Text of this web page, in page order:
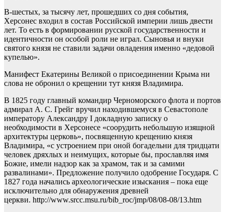
В-шестых, за тысячу лет, прошедших со дня события,
Херсонес входил в состав Российской империи лишь двести
лет. То есть в формировании русской государственности и
идентичности он особой роли не играл. Сыновья и внуки
святого князя не ставили задачи овладения именно «дедовой
купелью».
Манифест Екатерины Великой о присоединении Крыма ни
слова не обронил о крещении тут князя Владимира.
В 1825 году главный командир Черноморского флота и портов
адмирал А. С. Грейг вручил находившемуся в Севастополе
императору Александру I докладную записку о
необходимости в Херсонесе «соорудить небольшую изящной
архитектуры церковь», посвященную крещению князя
Владимира, «с устроением при оной богадельни для тридцати
человек дряхлых и неимущих, которые бы, прославляя имя
Божие, имели надзор как за храмом, так и за самими
развалинами». Предложение получило одобрение Государя. С
1827 года начались археологические изыскания – пока еще
исключительно для обнаружения древней
церкви. http://www.srcc.msu.ru/bib_roc/jmp/08/08-08/13.htm